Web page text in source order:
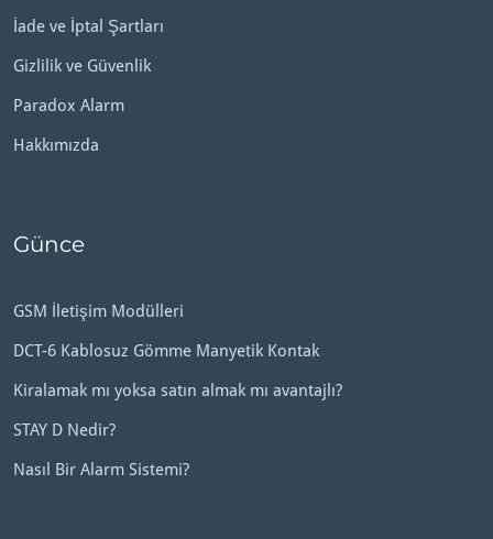
İade ve İptal Şartları
Gizlilik ve Güvenlik
Paradox Alarm
Hakkımızda
Günce
GSM İletişim Modülleri
DCT-6 Kablosuz Gömme Manyetik Kontak
Kiralamak mı yoksa satın almak mı avantajlı?
STAY D Nedir?
Nasıl Bir Alarm Sistemi?